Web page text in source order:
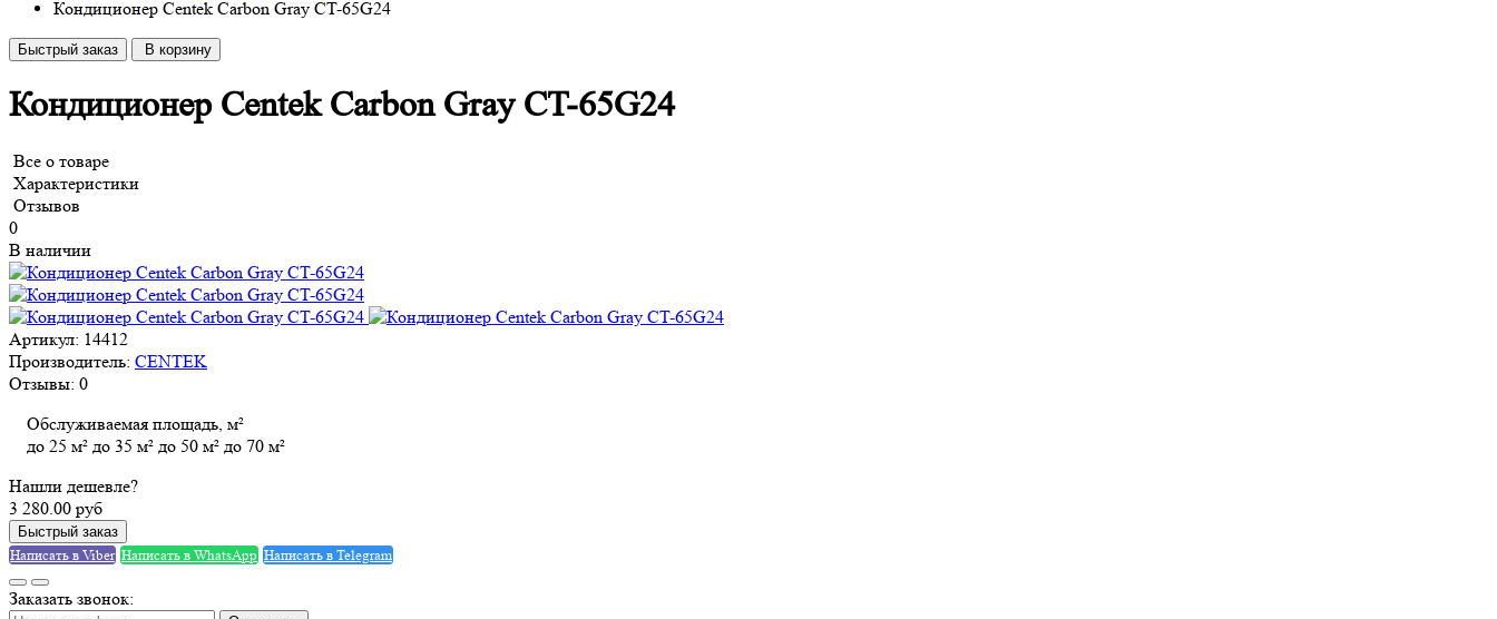
Кондиционер Centek Carbon Gray CT-65G24
Быстрый заказ В корзину
Кондиционер Centek Carbon Gray CT-65G24
Все о товаре
Характеристики
Отзывов
0
В наличии
Артикул: 14412
Производитель: CENTEK
Отзывы: 0
Обслуживаемая площадь, м²
до 25 м² до 35 м² до 50 м² до 70 м²
Нашли дешевле?
3 280.00 руб
Быстрый заказ
Написать в Viber Написать в WhatsApp Написать в Telegram
Заказать звонок: